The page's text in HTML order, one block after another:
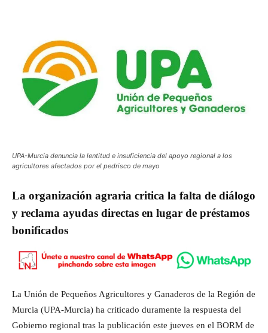
UPA-Murcia denuncia la lentitud e insuficiencia del apoyo regional a los
agricultores afectados por el pedrisco de mayo
La organización agraria critica la falta de diálogo
y reclama ayudas directas en lugar de préstamos
bonificados
La Unión de Pequeños Agricultores y Ganaderos de la Región de
Murcia (UPA-Murcia) ha criticado duramente la respuesta del
Gobierno regional tras la publicación este jueves en el BORM de